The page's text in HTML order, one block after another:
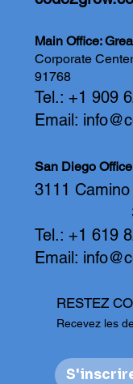
Main Office:
Corporate
91768
Tel.: +1 909
Email:
San Diego Office
3111
San
Tel.: +1 619
Email:
RESTEZ
Recevez les